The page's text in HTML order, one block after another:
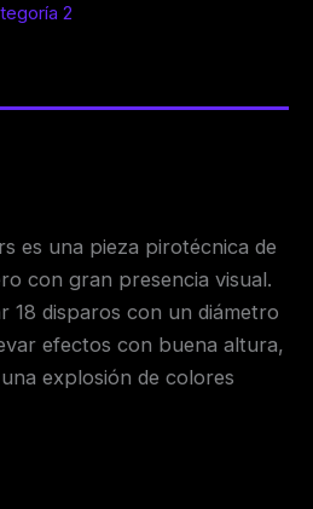
2
es una pieza pirotécnica de
con gran presencia visual.
18 disparos con un diámetro
efectos con buena altura,
explosión de colores